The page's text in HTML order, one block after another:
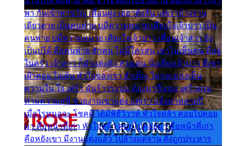
พา กันเข้าพาขวัญ เพื่อนฝูง เฮฮาดังลั่น แต่เราล้างจาน
เดียวดาย เป็นคนพ่าย บ่มีความหมาย เคียงใจเจ้าบ่าว เป็น
คนพ่าย บ่มีความหมาย เคียงใจเจ้าบ่าว เพื่อนเจ้าสาว ยัง
เป็นบ่ได้ คือคนพ่าย ฮักคน ไม่มีใครสน เขาไม่เห็นคน ที่อยู่
ในครัว เจ้าสาว ก็มัวแต่งตัว สวยเด่น นั่งเคียงเจ้าบ่าว ที่เขา
เฝ้าคอย ใจเต้น หัวใจของเรา ลำเค็ญ ใครจะมองเห็น
ความใน ใจ เศร้า มันร้าวระบม ต้องมาขื่นขม เศร้าตรม
ท่ามความสุขี ช่วยงานเขาแต่ง แต่เรา แล้งมาหลายปี
เมื่อไรหนอจะ โชคดี ได้มีพิธีวิวาห์ หัวใจหล้า คอยไปคอย
มา คือหน้าที่เก่า หัวใจหล้า คอยไปคอยมา คือหน้าที่เก่า
คือหยังเขา มีงานแต่งแล้ว ไปล้างแต่จาน ดั่งถูกประหาร